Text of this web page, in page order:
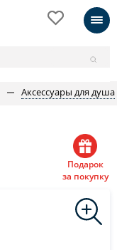
Аксессуары для душа
Подарок
за покупку